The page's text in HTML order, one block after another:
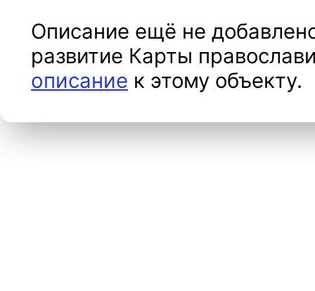
Описание ещё не
развитие Карты
описание к этому объекту.